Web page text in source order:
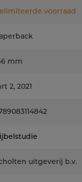
voorraad
mm
2, 2021
uitgeverij b.v.